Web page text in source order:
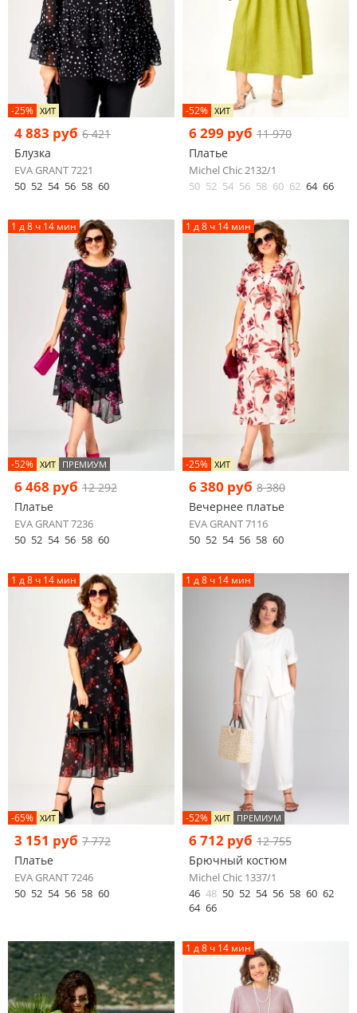
-25% ХИТ
4 883 руб 6 421
Блузка
EVA GRANT 7221
50 52 54 56 58 60
-52% ХИТ
6 299 руб 11 970
Платье
Michel Chic 2132/1
50 52 54 56 58 60 62 64 66
1 д 8 ч 14 мин
-52% ХИТ ПРЕМИУМ
6 468 руб 12 292
Платье
EVA GRANT 7236
50 52 54 56 58 60
1 д 8 ч 14 мин
-25% ХИТ
6 380 руб 8 380
Вечернее платье
EVA GRANT 7116
50 52 54 56 58 60
1 д 8 ч 14 мин
-65% ХИТ
3 151 руб 7 772
Платье
EVA GRANT 7246
50 52 54 56 58 60
1 д 8 ч 14 мин
-52% ХИТ ПРЕМИУМ
6 712 руб 12 755
Брючный костюм
Michel Chic 1337/1
46 48 50 52 54 56 58 60 62
64 66
1 д 8 ч 14 мин